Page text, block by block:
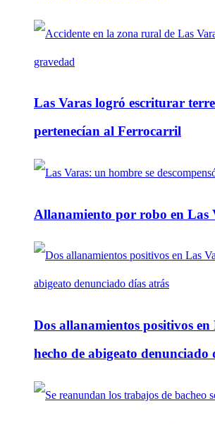
Las Varas logró escriturar
pertenecían al Ferrocarril
Allanamiento por robo en Las
Dos allanamientos positivos
hecho de abigeato denunciado